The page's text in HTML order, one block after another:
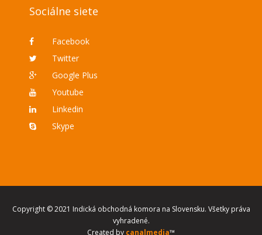
Sociálne siete
Facebook
Twitter
Google Plus
Youtube
Linkedin
Skype
Copyright © 2021 Indická obchodná komora na Slovensku. Všetky práva
vyhradené.
Created by canalmedia™